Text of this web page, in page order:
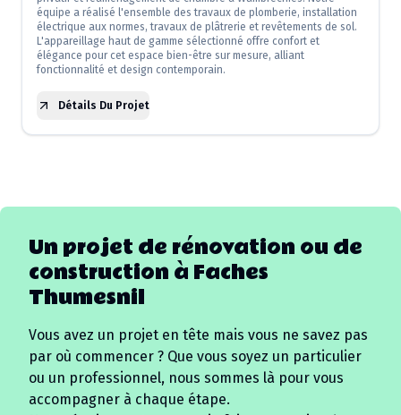
équipe a réalisé l'ensemble des travaux de plomberie, installation
électrique aux normes, travaux de plâtrerie et revêtements de sol.
L'appareillage haut de gamme sélectionné offre confort et
élégance pour cet espace bien-être sur mesure, alliant
fonctionnalité et design contemporain.
Détails Du Projet
Un projet de rénovation ou de
construction à Faches
Thumesnil
Vous avez un projet en tête mais vous ne savez pas
par où commencer ? Que vous soyez un particulier
ou un professionnel, nous sommes là pour vous
accompagner à chaque étape.